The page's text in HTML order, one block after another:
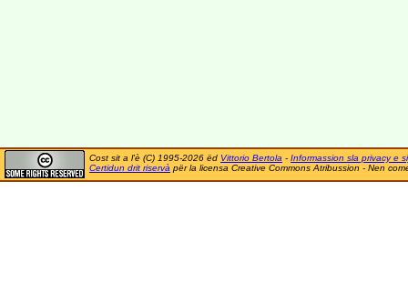
Cost sit a l'è (C) 1995-2026 ëd Vittorio Bertola - Informassion sla privacy e
Certidun drit riservà për la licensa Creative Commons Atribussion - Nen